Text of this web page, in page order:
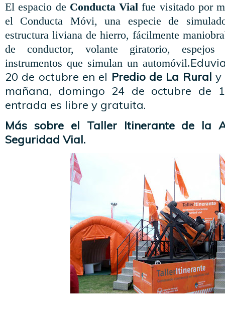
El espacio de Conducta Vial fue visitado por
el Conducta Móvi, una especie de
estructura liviana de hierro, fácilmente
de conductor, volante giratorio, espejos
instrumentos que simulan un automóvil.
20 de octubre en el Predio de La Rural y
mañana, domingo 24 de octubre de
entrada es libre y gratuita.
Más sobre el Taller Itinerante de la
Seguridad Vial.